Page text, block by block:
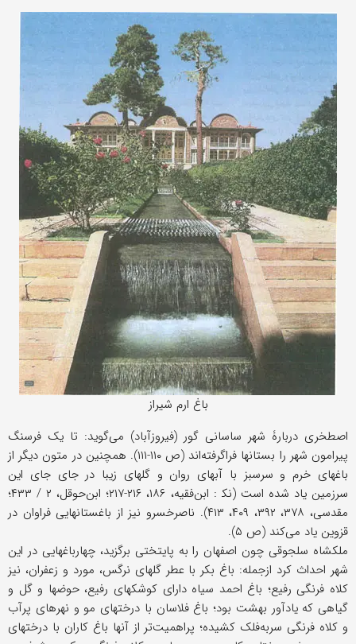
باغ ارم شیراز
اصطخری دربارۀ شهر ساسانی گور (فیروزآباد) می‌گوید: تا یک فرسنگ
پیرامون شهر را بستانها فراگرفته‌اند (ص ۱۱۰-۱۱۱). همچنین در متون دیگر از
باغهای خرم و سرسبز با آبهای روان و گلهای زیبا در جای جای این
سرزمین یاد شده است (ﻧﻜ : ابن‌فقیه، ۱۸۶، ۲۱۶-۲۱۷؛ ابن‌حوقل، ۲ / ۴۳۳؛
مقدسی، ۳۷۸، ۳۹۲، ۴۰۹، ۴۱۳). ناصرخسرو نیز از باغستانهایی فراوان در
قزوین یاد می‌کند (ص ۵).
ملکشاه سلجوقی چون اصفهان را به پایتختی برگزید، چهارباغهایی در این
شهر احداث کرد ازجمله: باغ بکر با عطر گلهای نرگس، مورد و زعفران، نیز
کلاه فرنگی رفیع؛ باغ احمد سیاه دارای کوشکهای رفیع، حوضها و گل و
گیاهی که یادآور بهشت بود؛ باغ فلاسان با درختهای مو و نهرهای پرآب
و کلاه فرنگی سربه‌فلک کشیده؛ پراهمیت‌تر از آنها باغ کاران با درختهای